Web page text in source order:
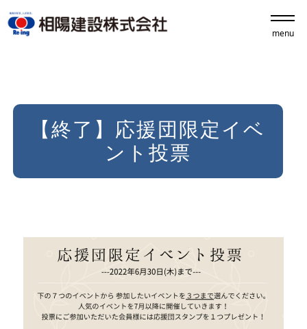
menu
【終了】応援団限定イベ
ント投票